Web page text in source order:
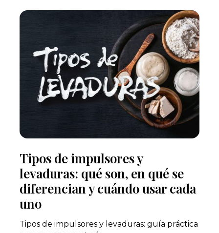
Tipos de impulsores y
levaduras: qué son, en qué se
diferencian y cuándo usar cada
uno
Tipos de impulsores y levaduras: guía práctica